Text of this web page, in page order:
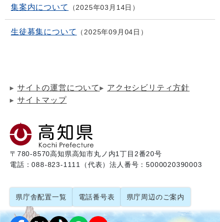
集案内について
2025年03月14日
生徒募集について 2025年09月04日
サイトの運営について
アクセシビリティ方針
サイトマップ
〒780-8570高知県高知市丸ノ内1丁目2番20号
電話：088-823-1111（代表）法人番号：5000020390003
県庁舎配置一覧 電話番号表 県庁周辺のご案内